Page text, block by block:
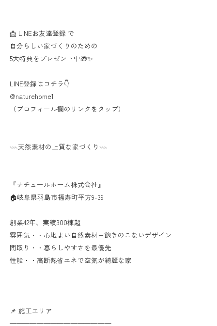
📩 LINEお友達登録 で
自分らしい家づくりのための
5大特典をプレゼント中🎁✨
LINE登録はコチラ👇
@naturehome1
（プロフィール欄のリンクをタップ）
𓇠天然素材の上質な家づくり𓇠
『ナチュールホーム株式会社』
🏠岐阜県羽島市福寿町平方9-39
創業42年、実績300棟超
雰囲気・・心地よい自然素材+飽きのこないデザイン
間取り・・暮らしやすさを最優先
性能・・高断熱省エネで空気が綺麗な家
📌 施工エリア
———————————————